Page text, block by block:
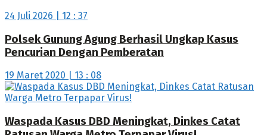
24 Juli 2026 | 12 : 37
Polsek Gunung Agung Berhasil Ungkap Kasus
Pencurian Dengan Pemberatan
19 Maret 2020 | 13 : 08
Waspada Kasus DBD Meningkat, Dinkes Catat